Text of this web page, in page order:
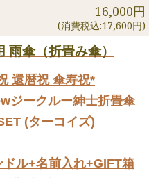
16,000円
(消費税込:17,600円)
雨傘（折畳み傘）
還暦祝 傘寿祝*
ジークルー紳士折畳傘
(ターコイズ)
ドル+名前入れ+GIFT箱